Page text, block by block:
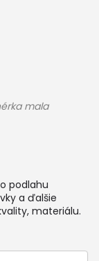
mala
podlahu
a ďalšie
materiálu.